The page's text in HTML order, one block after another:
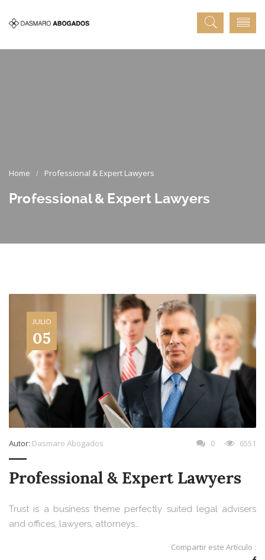
Professional & Expert Lawyers
Professional & Expert Lawyers
JULIO
05
Autor: Dasmaro Abogados 0 6551
Professional & Expert Lawyers
Trust is a business theme perfectly suited legal advisers
and offices, lawyers, attorneys…
Compartir este Artículo :